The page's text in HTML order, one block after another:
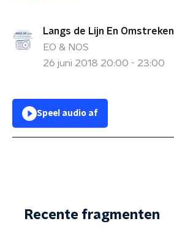
Langs de Lijn En Omstreken
EO & NOS
26 juni 2018 20:00 - 23:00
Speel audio af
Recente fragmenten